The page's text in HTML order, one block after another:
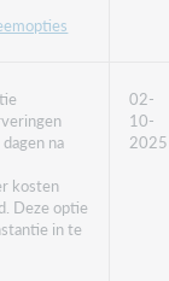
na
kosten
Deze optie
in te
02-
10-
2025